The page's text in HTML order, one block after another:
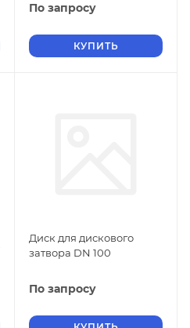
По запросу
КУПИТЬ
Диск для дискового
затвора DN 100
По запросу